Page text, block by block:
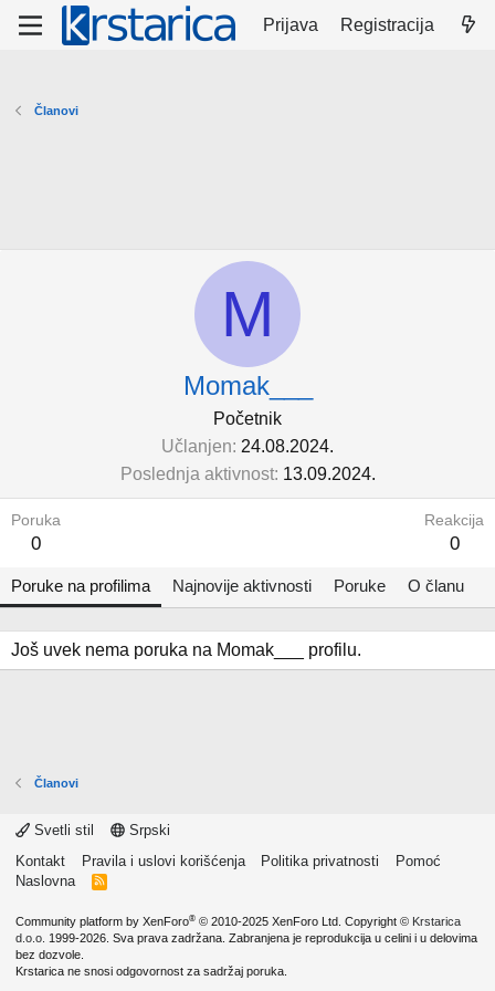
Prijava Registracija
Članovi
M
Momak___
Početnik
Učlanjen 24.08.2024.
Poslednja aktivnost 13.09.2024.
Poruka
0
Reakcija
0
Poruke na profilima Najnovije aktivnosti Poruke O članu
Još uvek nema poruka na Momak___ profilu.
Članovi
Svetli stil
Srpski
Kontakt
Pravila i uslovi korišćenja Politika privatnosti
Pomoć
Naslovna
R
Community platform by XenForo® © 2010-2025 XenForo Ltd. Copyright © Krstarica
d.o.o. 1999-2026. Sva prava zadržana. Zabranjena je reprodukcija u celini i u delovima
bez dozvole.
Krstarica ne snosi odgovornost za sadržaj poruka.